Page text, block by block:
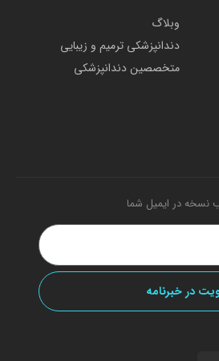
وبلاگ
دندانپزشکی ترمیم و زیبایی
متخصصین دندانپزشکی
نسخه در ایمیل شما